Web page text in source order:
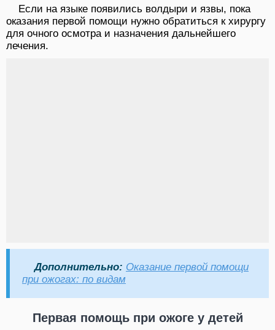
Если на языке появились волдыри и язвы, пока
оказания первой помощи нужно обратиться к хирургу
для очного осмотра и назначения дальнейшего
лечения.
Дополнительно: Оказание первой помощи
при ожогах: по видам
Первая помощь при ожоге у детей